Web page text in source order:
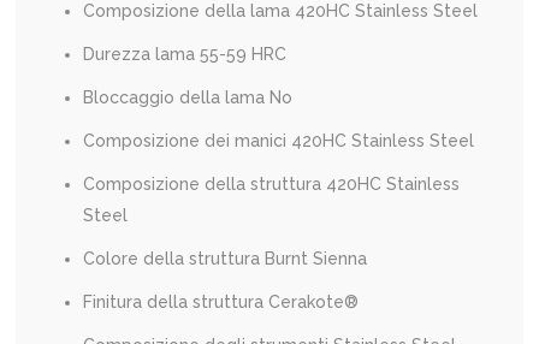
Composizione della lama 420HC Stainless Steel
Durezza lama 55-59 HRC
Bloccaggio della lama No
Composizione dei manici 420HC Stainless Steel
Composizione della struttura 420HC Stainless
Steel
Colore della struttura Burnt Sienna
Finitura della struttura Cerakote®